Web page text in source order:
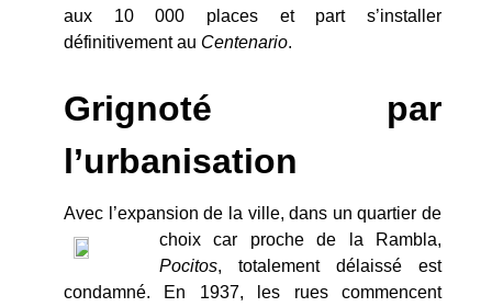
aux 10 000 places et part s’installer
définitivement au Centenario.
Grignoté par
l’urbanisation
Avec l’expansion de la ville, dans un quartier de
choix car proche de la Rambla,
Pocitos, totalement délaissé est
condamné. En 1937, les rues commencent